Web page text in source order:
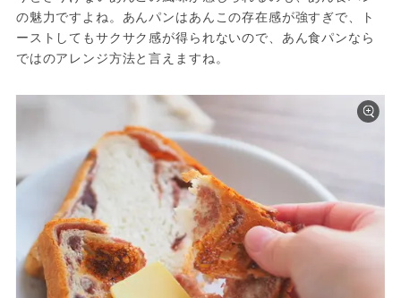
の魅力ですよね。あんパンはあんこの存在感が強すぎで、ト
ーストしてもサクサク感が得られないので、あん食パンなら
ではのアレンジ方法と言えますね。